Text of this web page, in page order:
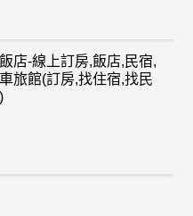
店-線上訂房,飯店,民宿,
旅館(訂房,找住宿,找民